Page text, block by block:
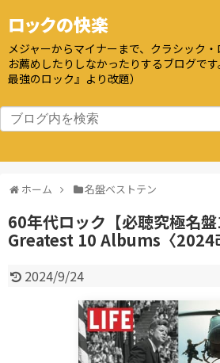
ロックの快楽
メジャーからマイナーまで、クラシック
お薦めしたりしなかったりするブログで
最強のロック』より改題）
ホーム 名盤ベストテン
60年代ロック【必聴究極名
Greatest 10 Albums〈2024
2024/9/24